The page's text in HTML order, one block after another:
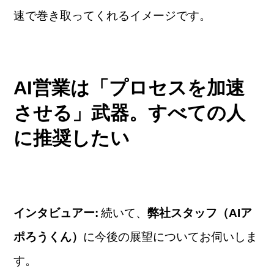
速で巻き取ってくれるイメージです。
AI営業は「プロセスを加速
させる」武器。すべての人
に推奨したい
インタビュアー: 続いて、弊社スタッフ（AIア
ポろうくん） に今後の展望についてお伺いしま
す。